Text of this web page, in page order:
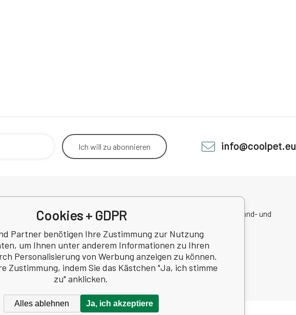
Ich will zu abonnieren info@coolpet.eu
Rücktritt vom Vertrag
Datenschutzbestimmungen
Rezension
Betriebsadresse, Versand- und
Cookies + GDPR
Partner benötigen Ihre Zustimmung zur Nutzung
um Ihnen unter anderem Informationen zu Ihren
Personalisierung von Werbung anzeigen zu können.
Zustimmung, indem Sie das Kästchen "Ja, ich stimme
zu" anklicken.
Alles ablehnen Ja, ich akzeptiere